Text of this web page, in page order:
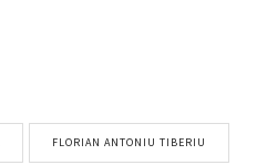
FLORIAN ANTONIU TIBERIU